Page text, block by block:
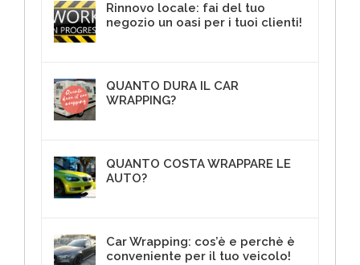
Rinnovo locale: fai del tuo
negozio un oasi per i tuoi clienti!
QUANTO DURA IL CAR
WRAPPING?
QUANTO COSTA WRAPPARE LE
AUTO?
Car Wrapping: cos’è e perchè è
conveniente per il tuo veicolo!